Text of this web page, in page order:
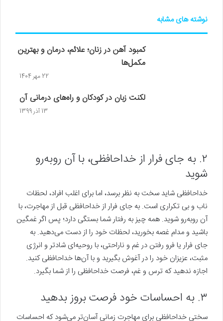
نوشته های مشابه
کمبود آهن در زنان؛ علائم، درمان و بهترین
مکمل‌ها
22 مهر 1404
لکنت زبان در کودکان و راه‌های درمانی آن
13 آذر 1399
۲. به جای فرار از خداحافظی، با آن روبه‌رو
شوید
خداحافظی شاید سخت به نظر برسد، اما برای اغلب افراد، لحظات
ناب و بی تکراری است. به جای فرار از خداحافظی قبل از مهاجرت، با
آن روبه‌رو شوید. همه چیز به رفتار شما بستگی دارد؛ پس اگر غمگین
باشید و مدام غصه بخورید، لحظات خود را از دست می‌دهید. به
جای فرار یا فرو رفتن در غم و ناراحتی، با روحیه‌ای شادتر و انرژی
مثبت، عزیزان خود را در آغوش بگیرید و با آن‌ها خداحافظی کنید.
اجازه ندهید که ترس و غم، فرصت خداحافظی را از شما بگیرد.
۳. به احساسات خود فرصت بروز بدهید
سختی خداحافظی برای مهاجرت زمانی آسان‌تر می‌شود که احساسات